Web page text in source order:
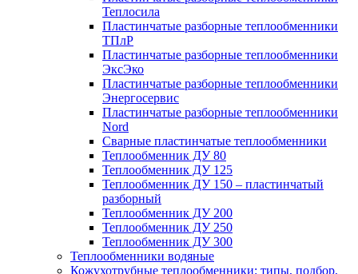
Теплосила
Пластинчатые разборные теплообменники
ТПлР
Пластинчатые разборные теплообменники
ЭксЭко
Пластинчатые разборные теплообменники
Энергосервис
Пластинчатые разборные теплообменники
Nord
Сварные пластинчатые теплообменники
Теплообменник ДУ 80
Теплообменник ДУ 125
Теплообменник ДУ 150 – пластинчатый
разборный
Теплообменник ДУ 200
Теплообменник ДУ 250
Теплообменник ДУ 300
Теплообменники водяные
Кожухотрубные теплообменники: типы, подбор,